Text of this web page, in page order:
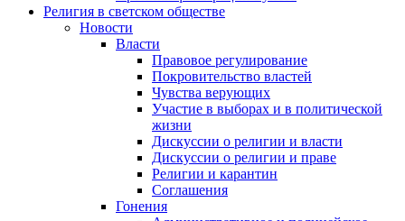
Религия в светском обществе
Новости
Власти
Правовое регулирование
Покровительство властей
Чувства верующих
Участие в выборах и в политической
жизни
Дискуссии о религии и власти
Дискуссии о религии и праве
Религии и карантин
Соглашения
Гонения